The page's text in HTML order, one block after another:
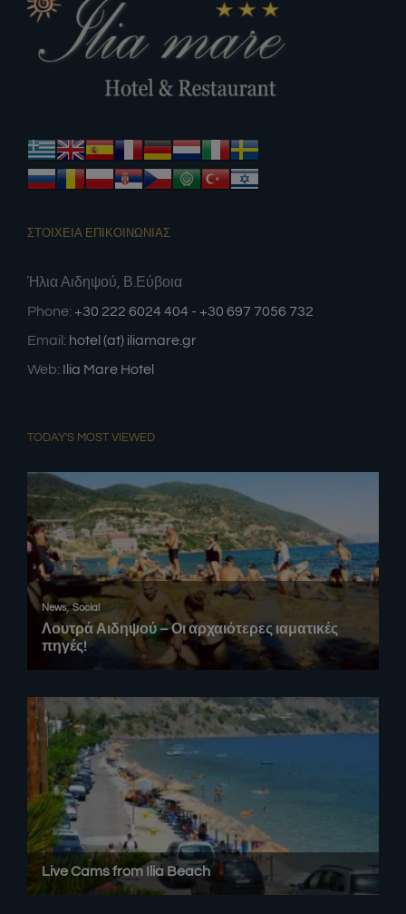
ΣΤΟΙΧΕΙΑ ΕΠΙΚΟΙΝΩΝΙΑΣ
Ήλια Αιδηψού, Β.Εύβοια
Phone: +30 222 6024 404 - +30 697 7056 732
Email: hotel (at) iliamare.gr
Web:
Ilia Mare Hotel
TODAY'S MOST VIEWED